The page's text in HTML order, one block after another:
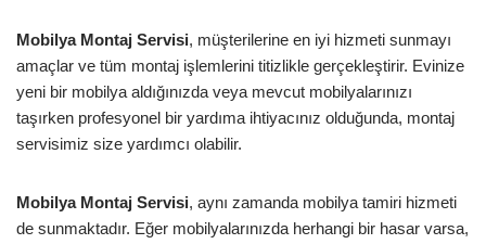
Mobilya Montaj Servisi, müşterilerine en iyi hizmeti sunmayı
amaçlar ve tüm montaj işlemlerini titizlikle gerçekleştirir. Evinize
yeni bir mobilya aldığınızda veya mevcut mobilyalarınızı
taşırken profesyonel bir yardıma ihtiyacınız olduğunda, montaj
servisimiz size yardımcı olabilir.
Mobilya Montaj Servisi, aynı zamanda mobilya tamiri hizmeti
de sunmaktadır. Eğer mobilyalarınızda herhangi bir hasar varsa,